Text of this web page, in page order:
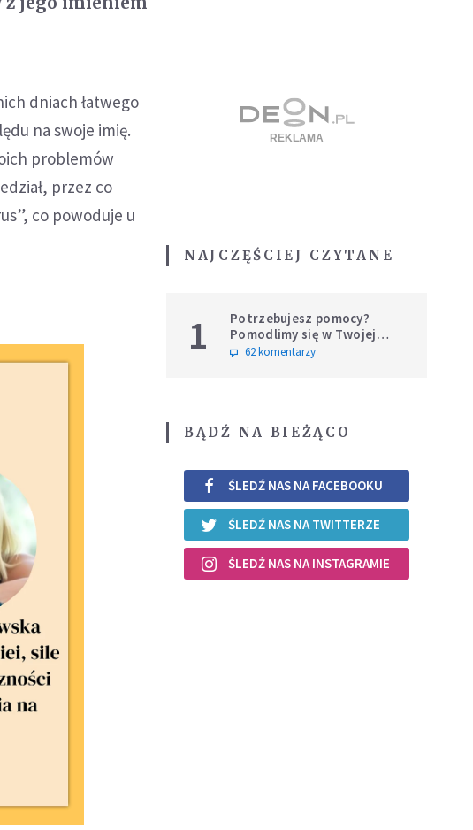
dniach łatwego
na swoje imię.
problemów
przez co
co powoduje u
NAJCZĘŚCIEJ CZYTANE
1
Potrzebujesz pomocy?
Pomodlimy się w Twojej
intencji
62 komentarzy
BĄDŹ NA BIEŻĄCO
ŚLEDŹ NAS NA FACEBOOKU
ŚLEDŹ NAS NA TWITTERZE
ŚLEDŹ NAS NA INSTAGRAMIE